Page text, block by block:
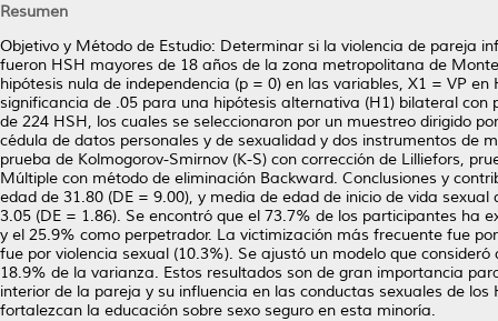
Resumen
Objetivo y Método de Estudio: Determinar si la violencia de pareja
fueron HSH mayores de 18 años de la zona metropolitana de
hipótesis nula de independencia (p = 0) en las variables, X1 = VP
significancia de .05 para una hipótesis alternativa (H1) bilateral
de 224 HSH, los cuales se seleccionaron por un muestreo dirigido
cédula de datos personales y de sexualidad y dos instrumentos de
prueba de Kolmogorov-Smirnov (K-S) con corrección de Lilliefors,
Múltiple con método de eliminación Backward. Conclusiones y
edad de 31.80 (DE = 9.00), y media de edad de inicio de vida
3.05 (DE = 1.86). Se encontró que el 73.7% de los participantes ha
y el 25.9% como perpetrador. La victimización más frecuente fue
fue por violencia sexual (10.3%). Se ajustó un modelo que
18.9% de la varianza. Estos resultados son de gran importancia
interior de la pareja y su influencia en las conductas sexuales de
fortalezcan la educación sobre sexo seguro en esta minoría.